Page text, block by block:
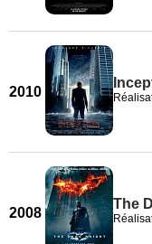
2010
2008
The